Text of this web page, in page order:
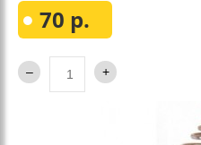
70 р.